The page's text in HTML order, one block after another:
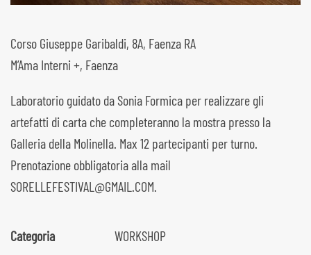
Corso Giuseppe Garibaldi, 8A, Faenza RA
M’Ama Interni +, Faenza
Laboratorio guidato da Sonia Formica per realizzare gli
artefatti di carta che completeranno la mostra presso la
Galleria della Molinella. Max 12 partecipanti per turno.
Prenotazione obbligatoria alla mail
SORELLEFESTIVAL@GMAIL.COM.
Categoria
WORKSHOP